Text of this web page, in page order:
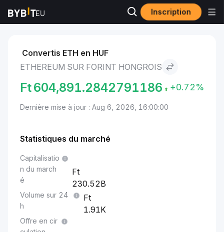
Inscription
Marchés Ethereum to Forint hongrois
Convertis ETH en HUF
ETHEREUM SUR FORINT HONGROIS
Ft604,891.2842791186 +0.72%
Dernière mise à jour : Aug 6, 2026, 16:00:00
Statistiques du marché
Capitalisatio
n du march
é
230.52B
Volume sur 24
h
1.91K
Offre en cir